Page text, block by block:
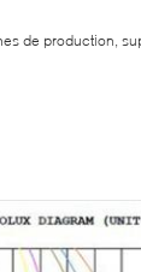
de production,